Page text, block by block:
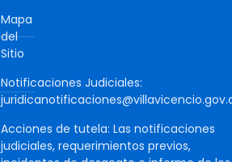
Mapa
del
Sitio
Notificaciones Judiciales:
Acciones de tutela: Las notificaciones
judiciales, requerimientos previos,